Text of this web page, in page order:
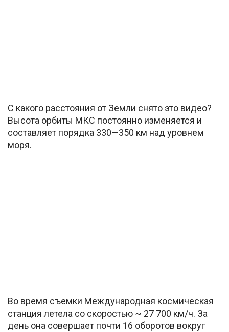
С какого расстояния от Земли снято это видео?
Высота орбиты МКС постоянно изменяется и
составляет порядка 330—350 км над уровнем
моря.
Во время съемки Международная космическая
станция летела со скоростью ~ 27 700 км/ч. За
день она совершает почти 16 оборотов вокруг